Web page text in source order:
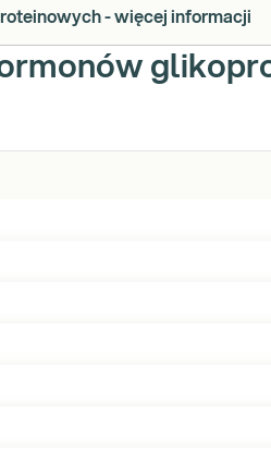
- więcej informacji